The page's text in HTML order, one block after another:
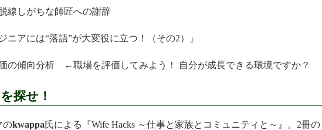
線しがちな師匠への謝辞
ニアには“落語”が大変役に立つ！（その2）』
の傾向分析 ←職場を評価してみよう！ 自分が成長できる環境ですか？
探せ！
のkwappa氏による『Wife Hacks ～仕事と家族とコミュニティと～』。2冊の